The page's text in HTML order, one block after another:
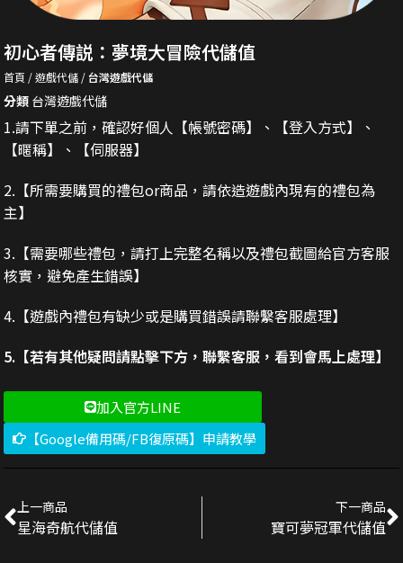
初心者傳説：夢境大冒險代儲值
首頁 遊戲代儲 台灣遊戲代儲
分類 台灣遊戲代儲
1.請下單之前，確認好個人【帳號密碼】、【登入方式】、
【暱稱】、【伺服器】
2. 【所需要購買的禮包or商品，請依造遊戲內現有的禮包為
主】
3. 【需要哪些禮包，請打上完整名稱以及禮包截圖給官方客服
核實，避免產生錯誤】
4.【遊戲內禮包有缺少或是購買錯誤請聯繫客服處理】
5.【若有其他疑問請點擊下方，聯繫客服，看到會馬上處理】
加入官方LINE
【Google備用碼/FB復原碼】申請教學
上一商品
星海奇航代儲值
下一商品
寶可夢冠軍代儲值